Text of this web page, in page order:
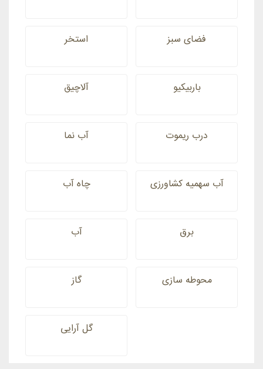
استخر فضای سبز
آلاچیق باربیکیو
آب نما درب ریموت
چاه آب آب سهمیه کشاورزی
آب برق
گاز محوطه سازی
گل آرایی